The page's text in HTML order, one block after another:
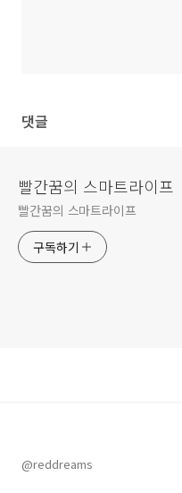
댓글
빨간꿈의 스마트라이프
빨간꿈의 스마트라이프
구독하기
@reddreams